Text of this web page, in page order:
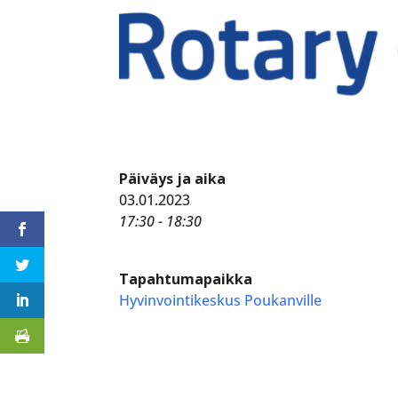
Päiväys ja aika
03.01.2023
17:30 - 18:30
Tapahtumapaikka
Hyvinvointikeskus Poukanville